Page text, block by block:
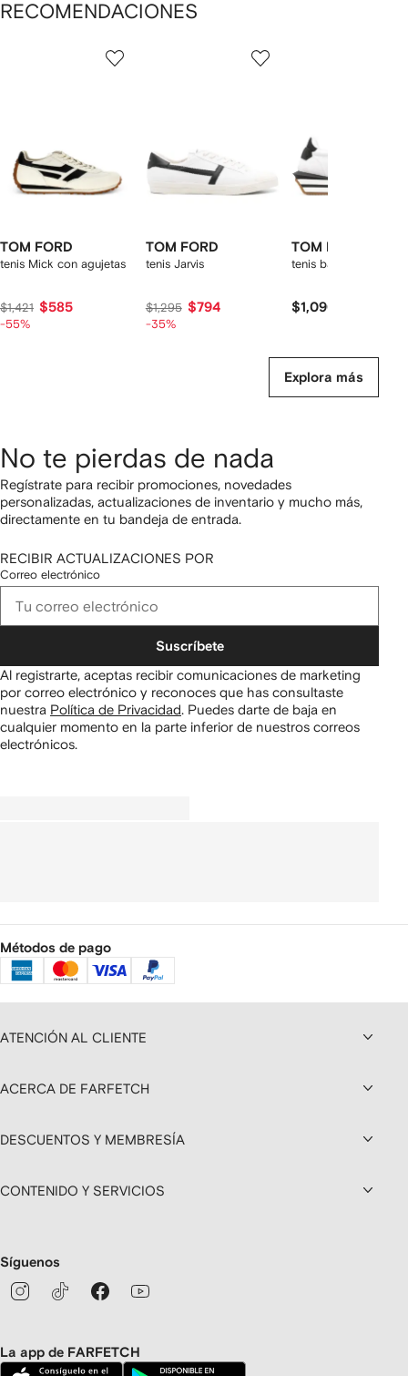
RECOMENDACIONES
TOM FORD
tenis Mick con agujetas
$1,421 $585
-55%
TOM FORD
tenis Jarvis
$1,295 $794
-35%
TOM FORD
tenis bajos James
$1,090
Explora más
No te pierdas de nada
Regístrate para recibir promociones, novedades
personalizadas, actualizaciones de inventario y mucho más,
directamente en tu bandeja de entrada.
RECIBIR ACTUALIZACIONES POR
Correo electrónico
Suscríbete
Al registrarte, aceptas recibir comunicaciones de marketing
por correo electrónico y reconoces que has consultaste
nuestra Política de Privacidad. Puedes darte de baja en
cualquier momento en la parte inferior de nuestros correos
electrónicos.
Métodos de pago
ATENCIÓN AL CLIENTE
ACERCA DE FARFETCH
DESCUENTOS Y MEMBRESÍA
CONTENIDO Y SERVICIOS
Síguenos
La app de FARFETCH